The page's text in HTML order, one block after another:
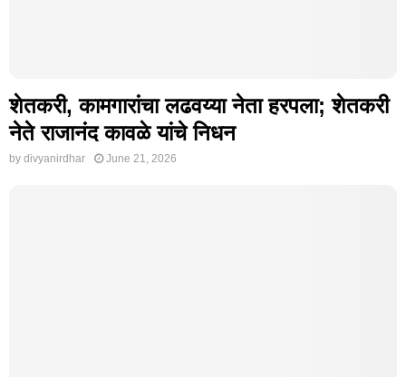
शेतकरी, कामगारांचा लढवय्या नेता हरपला; शेतकरी
नेते राजानंद कावळे यांचे निधन
by divyanirdhar June 21, 2026